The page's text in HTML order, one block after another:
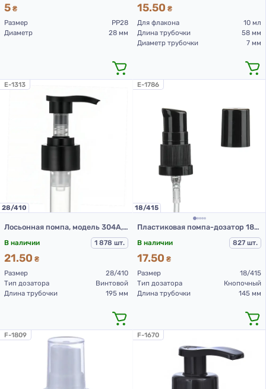
5 ₴
Размер
PP28
Диаметр
28 мм
15.50 ₴
Для флакона
10 мл
Длина трубочки
58 мм
Диаметр трубочки
7 мм
E-1313
28/410
Лосьонная помпа, модель 304А, 28/410, Черная, 210 мм (Дозатор 28/410)
В наличии 1 878 шт.
21.50 ₴
Размер
28/410
Тип дозатора
Винтовой
Длина трубочки
195 мм
E-1786
18/415
Пластиковая помпа-дозатор 18/415 КПВ черная
В наличии 827 шт.
17.50 ₴
Размер
18/415
Тип дозатора
Кнопочный
Длина трубочки
145 мм
F-1809 F-1670